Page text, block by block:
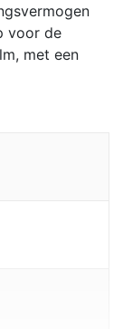
voor de
met een